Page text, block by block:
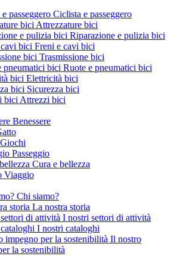
Ciclista e passeggero
Attrezzature bici
Riparazione e pulizia bici
Freni e cavi bici
Trasmissione bici
Ruote e pneumatici bici
Elettricità bici
Sicurezza bici
Attrezzi bici
Benessere
Giochi
Passeggio
Cura e bellezza
Viaggio
Chi siamo?
La nostra storia
I nostri settori di attività
I nostri cataloghi
Il nostro
la sostenibilità